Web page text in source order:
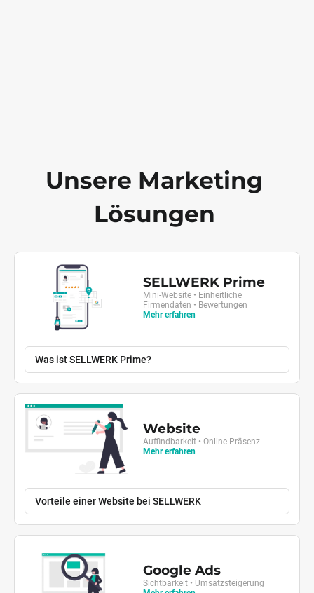
Unsere Marketing
Lösungen
SELLWERK Prime
Mini-Website • Einheitliche
Firmendaten • Bewertungen
Mehr erfahren
Was ist SELLWERK Prime?
Website
Auffindbarkeit • Online-Präsenz
Mehr erfahren
Vorteile einer Website bei SELLWERK
Google Ads
Sichtbarkeit • Umsatzsteigerung